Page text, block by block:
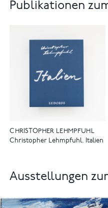
Publikationen
CHRISTOPHER LEHMPFUHL
Christopher Lehmpfuhl. Italien
Ausstellungen